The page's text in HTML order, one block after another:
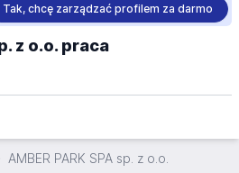
Tak, chcę zarządzać profilem za darmo
z o.o. praca
AMBER PARK SPA sp. z o.o.